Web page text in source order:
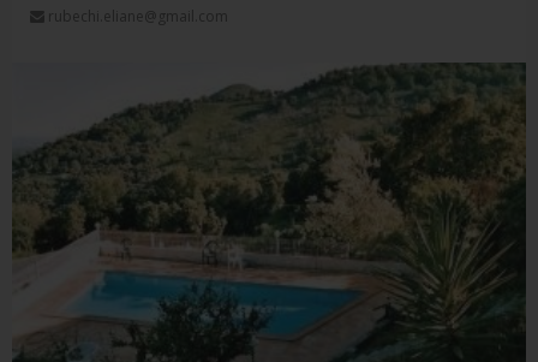
rubechi.eliane@gmail.com